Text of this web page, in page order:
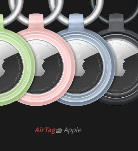
AirTag🧺Apple